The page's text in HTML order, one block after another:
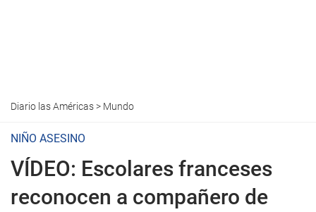
Diario las Américas> Mundo
NIÑO ASESINO
VÍDEO: Escolares franceses
reconocen a compañero de